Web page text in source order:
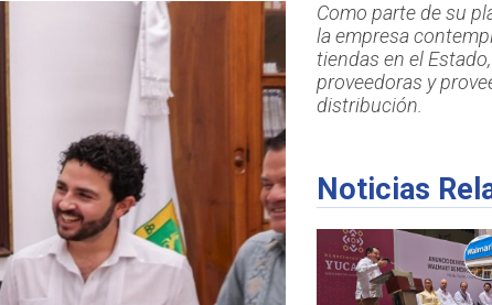
Como parte de su
la empresa
tiendas en el
proveedoras y
distribución.
Noticias